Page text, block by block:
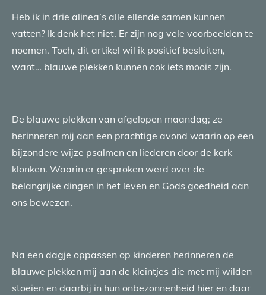
Heb ik in drie alinea’s alle ellende samen kunnen
vatten? Ik denk het niet. Er zijn nog vele voorbeelden te
noemen. Toch, dit artikel wil ik positief besluiten,
want… blauwe plekken kunnen ook iets moois zijn.
De blauwe plekken van afgelopen maandag; ze
herinneren mij aan een prachtige avond waarin op een
bijzondere wijze psalmen en liederen door de kerk
klonken. Waarin er gesproken werd over de
belangrijke dingen in het leven en Gods goedheid aan
ons bewezen.
Na een dagje oppassen op kinderen herinneren de
blauwe plekken mij aan de kleintjes die met mij wilden
stoeien en daarbij in hun onbezonnenheid hier en daar